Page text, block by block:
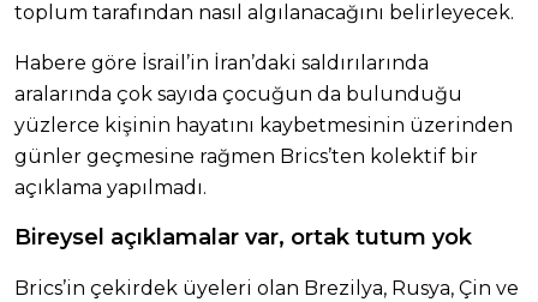
toplum tarafından nasıl algılanacağını belirleyecek.
Habere göre İsrail’in İran’daki saldırılarında
aralarında çok sayıda çocuğun da bulunduğu
yüzlerce kişinin hayatını kaybetmesinin üzerinden
günler geçmesine rağmen Brics’ten kolektif bir
açıklama yapılmadı.
Bireysel açıklamalar var, ortak tutum yok
Brics’in çekirdek üyeleri olan Brezilya, Rusya, Çin ve